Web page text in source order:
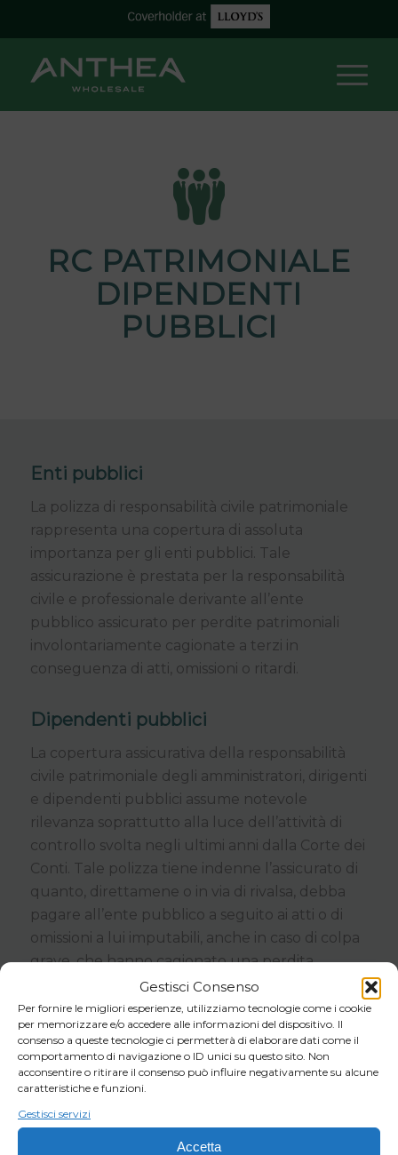
Gestisci Consenso
Per fornire le migliori esperienze, utilizziamo tecnologie come i cookie
per memorizzare e/o accedere alle informazioni del dispositivo. Il
consenso a queste tecnologie ci permetterà di elaborare dati come il
comportamento di navigazione o ID unici su questo sito. Non
acconsentire o ritirare il consenso può influire negativamente su alcune
caratteristiche e funzioni.
Gestisci servizi
Accetta
RC PATRIMONIALE
DIPENDENTI
PUBBLICI
Enti pubblici
La polizza di responsabilità civile patrimoniale
rappresenta una copertura di assoluta
importanza per gli enti pubblici. Tale
assicurazione è prestata per la responsabilità
civile e professionale derivante all’ente
pubblico assicurato per perdite patrimoniali
involontariamente cagionate a terzi in
conseguenza di atti, omissioni o ritardi.
Dipendenti pubblici
La copertura assicurativa della responsabilità
civile patrimoniale degli amministratori, dirigenti
e dipendenti pubblici assume notevole
rilevanza soprattutto alla luce dell’attività di
controllo svolta negli ultimi anni dalla Corte dei
Conti. Tale polizza tiene indenne l’assicurato di
quanto, direttamene o in via di rivalsa, debba
pagare all’ente pubblico a seguito ai atti o di
omissioni a lui imputabili, anche in caso di colpa
grave, che hanno cagionato una perdita
Conosci meglio i vantaggi dei nostri
servizi: contattaci per scoprire di più
sulla nostra offerta o richiedere una